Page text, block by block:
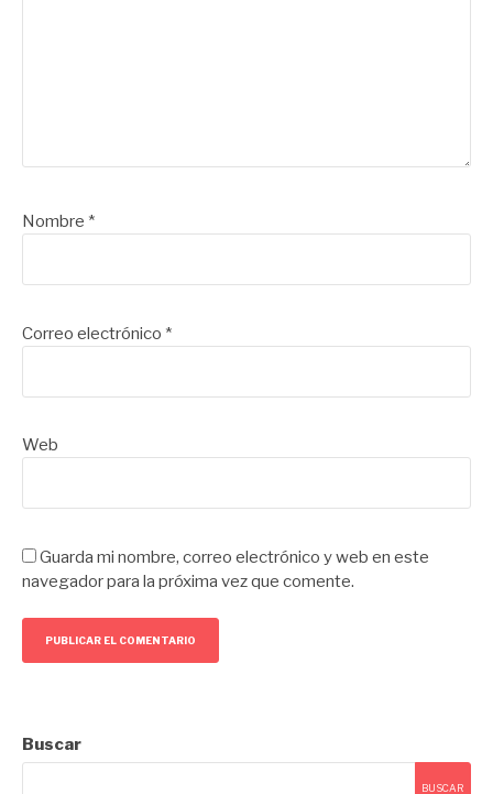
Nombre *
Correo electrónico *
Web
Guarda mi nombre, correo electrónico y web en este
navegador para la próxima vez que comente.
Buscar
BUSCAR